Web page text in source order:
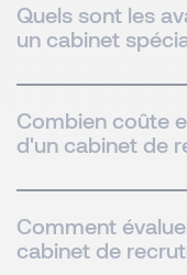
Quels sont les
un cabinet
Combien coûte
d'un cabinet de
Comment
cabinet de